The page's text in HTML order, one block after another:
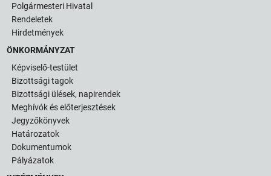
Polgármesteri Hivatal
Rendeletek
Hirdetmények
ÖNKORMÁNYZAT
Képviselő-testület
Bizottsági tagok
Bizottsági ülések, napirendek
Meghívók és előterjesztések
Jegyzőkönyvek
Határozatok
Dokumentumok
Pályázatok